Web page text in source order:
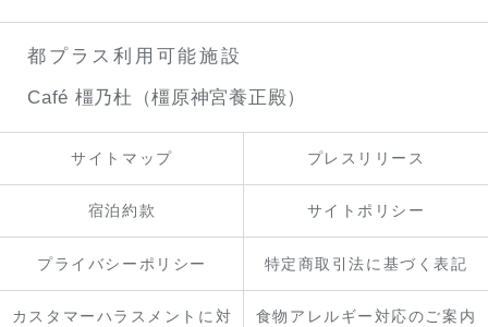
都プラス利用可能施設
Café 橿乃杜（橿原神宮養正殿）
サイトマップ プレスリリース
宿泊約款 サイトポリシー
プライバシーポリシー 特定商取引法に基づく表記
カスタマーハラスメントに対
食物アレルギー対応のご案内